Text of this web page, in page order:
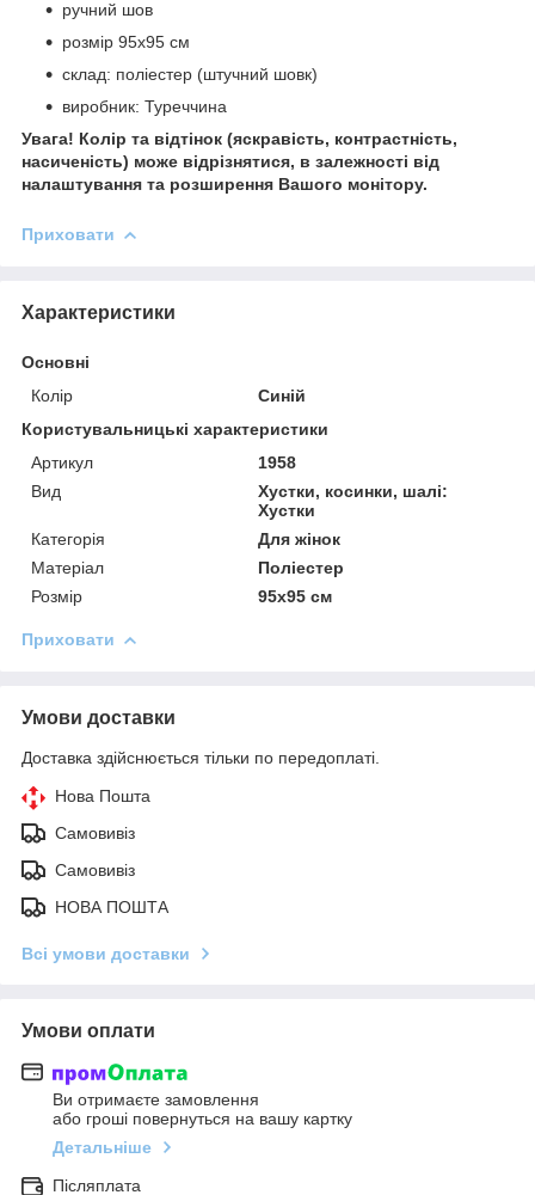
ручний шов
розмір 95х95 см
склад: поліестер (штучний шовк)
виробник: Туреччина
Увага! Колір та відтінок (яскравість, контрастність,
насиченість) може відрізнятися, в залежності від
налаштування та розширення Вашого монітору.
Приховати
Характеристики
Основні
Колір
Синій
Користувальницькі характеристики
Артикул
1958
Вид
Хустки, косинки, шалі:
Хустки
Категорія
Для жінок
Матеріал
Поліестер
Розмір
95х95 см
Приховати
Умови доставки
Доставка здійснюється тільки по передоплаті.
Нова Пошта
Самовивіз
Самовивіз
НОВА ПОШТА
Всі умови доставки
Умови оплати
Ви отримаєте замовлення
або гроші повернуться на вашу картку
Детальніше
Післяплата